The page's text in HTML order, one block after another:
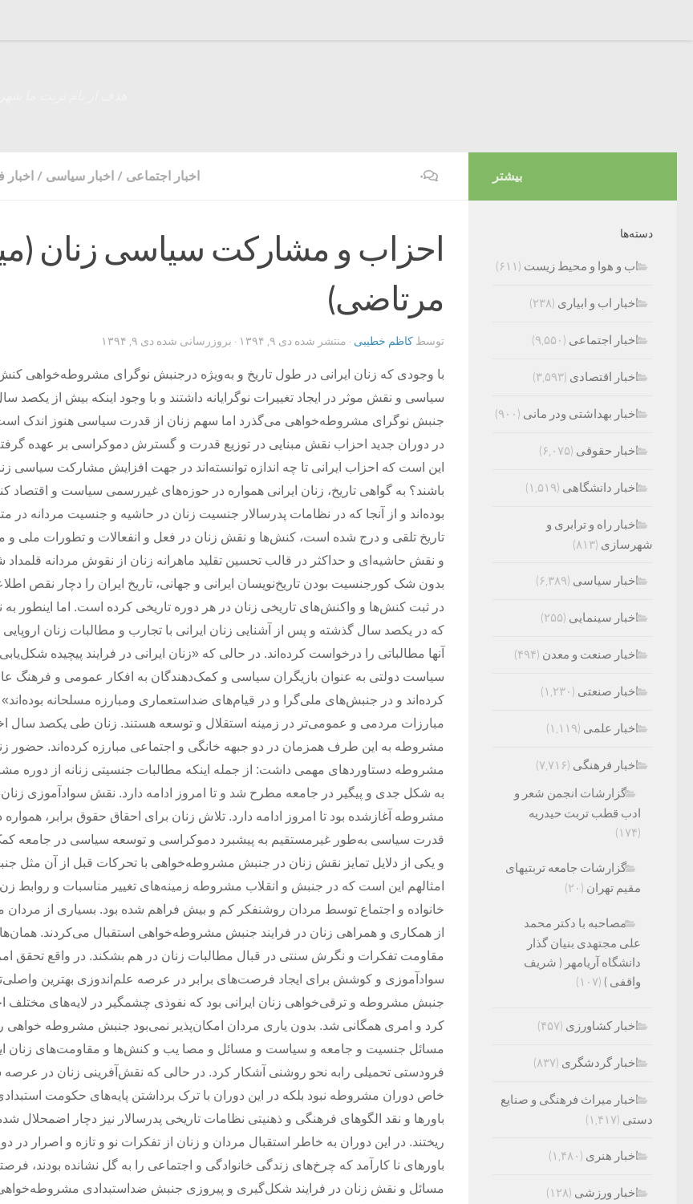
اخبار اجتماعی / اخبار سیاسی / ۰
احزاب و مشارکت سیاسی زنان
مرتاضی)
توسط کاظم خطیبی · منتشر شده دی ۹, ۱۳۹۴ · بروزرسانی شده دی ۹, ۱۳۹۴
با وجودی که زنان ایرانی در طول تاریخ و به‌ویژه درجنبش نوگرای مشروطه‌خواهی
سیاسی و نقش موثر در ایجاد تغییرات نوگرایانه داشتند و با وجود اینکه بیش از یکصد
جنبش نوگرای مشروطه‌خواهی می‌گذرد اما سهم زنان از قدرت سیاسی هنوز اندک است.
در دوران جدید احزاب نقش مبنایی در توزیع قدرت و گسترش دموکراسی بر عهده
این است که احزاب ایرانی تا چه اندازه توانسته‌اند در جهت افزایش مشارکت سیاسی
باشند؟ به گواهی تاریخ، زنان ایرانی همواره در حوزه‌های غیررسمی سیاست و اقتصاد
بوده‌اند و از آنجا که در نظامات پدرسالار جنسیت زنان در حاشیه و جنسیت مردانه در
تاریخ تلقی و درج شده است، کنش‌ها و نقش زنان در فعل و انفعالات و تطورات ملی و
و نقش حاشیه‌ای و حداکثر در قالب تحسین تقلید ماهرانه زنان از نقوش مردانه
بدون شک کورجنسیت بودن تاریخ‌نویسان ایرانی و جهانی، تاریخ ایران را دچار نقص
در ثبت کنش‌ها و واکنش‌های تاریخی زنان در هر دوره تاریخی کرده است. اما اینطور
که در یکصد سال گذشته و پس از آشنایی زنان ایرانی با تجارب و مطالبات زنان اروپایی و
آنها مطالباتی را درخواست کرده‌اند. در حالی که «زنان ایرانی در فرایند پیچیده
سیاست دولتی به عنوان بازیگران سیاسی و کمک‌دهندگان به افکار عمومی و فرهنگ
کرده‌اند و در جنبش‌های ملی‌گرا و در قیام‌های ضداستعماری ومبارزه مسلحانه بوده‌اند»
مبارزات مردمی و عمومی‌تر در زمینه استقلال و توسعه هستند. زنان طی یکصد سال
مشروطه به این طرف همزمان در دو جبهه ‌خانگی و اجتماعی مبارزه کرده‌اند. حضور
مشروطه دستاوردهای مهمی داشت: از جمله اینکه مطالبات جنسیتی زنانه از دوره
به شکل جدی و پیگیر در جامعه مطرح شد و تا امروز ادامه دارد. نقش سوادآموزی زنان
مشروطه آغازشده بود تا امروز ادامه دارد. تلاش زنان برای احقاق حقوق برابر، همواره
قدرت سیاسی به‌طور غیرمستقیم به پیشبرد دموکراسی و توسعه سیاسی در جامعه
و یکی از دلایل تمایز نقش زنان در جنبش مشروطه‌خواهی با تحرکات قبل از آن مثل
امثالهم این است که در جنبش و انقلاب مشروطه زمینه‌های تغییر مناسبات و روابط
خانواده و اجتماع توسط مردان روشنفکر کم و بیش فراهم شده بود. بسیاری از
از همکاری و همراهی زنان در فرایند جنبش مشروطه‌خواهی استقبال می‌کردند.
مقاومت تفکرات و نگرش سنتی در قبال مطالبات زنان در هم بشکند. در واقع تحقق امر
سوادآموزی و کوشش برای ایجاد فرصت‌های برابر در عرصه علم‌اندوزی بهترین
جنبش مشروطه و ترقی‌خواهی زنان ایرانی بود که نفوذی چشمگیر در لایه‌های مختلف
کرد و امری همگانی شد. بدون یاری مردان امکان‌پذیر نمی‌بود جنبش مشروطه خواهی
مسائل جنسیت و جامعه و سیاست و مسائل و مصا یب و کنش‌ها و مقاومت‌های زنان
فرودستی تحمیلی رابه نحو روشنی آشکار کرد. در حالی که نقش‌آفرینی زنان در
خاص دوران مشروطه نبود بلکه در این دوران با ترک برداشتن پایه‌های حکومت استبدادی
باورها و نقد الگو‌های فرهنگی و ذهنیتی نظامات تاریخی پدرسالار نیز دچار اضمحلال
ریختند. در این دوران به خاطر استقبال مردان و زنان از تفکرات نو و تازه و اصرار در
باور‌های نا کارآمد که چرخ‌های زندگی خانوادگی و اجتماعی را به گل نشانده بودند،
مسائل و نقش زنان در فرایند شکل‌گیری و پیروزی جنبش ضداستبدادی مشروطه‌خواهی
بیشتر
دسته‌ها
اب و هوا و محیط زیست (۶۱۱)
اخبار اب و ابیاری (۲۳۸)
اخبار اجتماعی (۹,۵۵۰)
اخبار اقتصادی (۳,۵۹۳)
اخبار بهداشتی ودر مانی (۹۰۰)
اخبار حقوقی (۶,۰۷۵)
اخبار دانشگاهی (۱,۵۱۹)
اخبار راه و ترابری و
شهرسازی (۸۱۳)
اخبار سیاسی (۶,۳۸۹)
اخبار سینمایی (۲۵۵)
اخبار صنعت و معدن (۴۹۴)
اخبار صنعتی (۱,۲۳۰)
اخبار علمی (۱,۱۱۹)
اخبار فرهنگی (۷,۷۱۶)
گزارشات انجمن شعر و
ادب قطب تربت حیدریه
(۱۷۴)
گزارشات جامعه تربتیهای
مقیم تهران (۲۰)
مصاحبه با دکتر محمد
علی مجتهدی بنیان گذار
دانشگاه آریامهر ( شریف
واقفی ) (۱۰۷)
اخبار کشاورزی (۴۵۷)
اخبار گردشگری (۸۳۷)
اخبار میراث فرهنگی و صنایع
دستی (۱,۴۱۷)
اخبار هنری (۱,۴۸۰)
اخبار ورزشی (۱۲۸)